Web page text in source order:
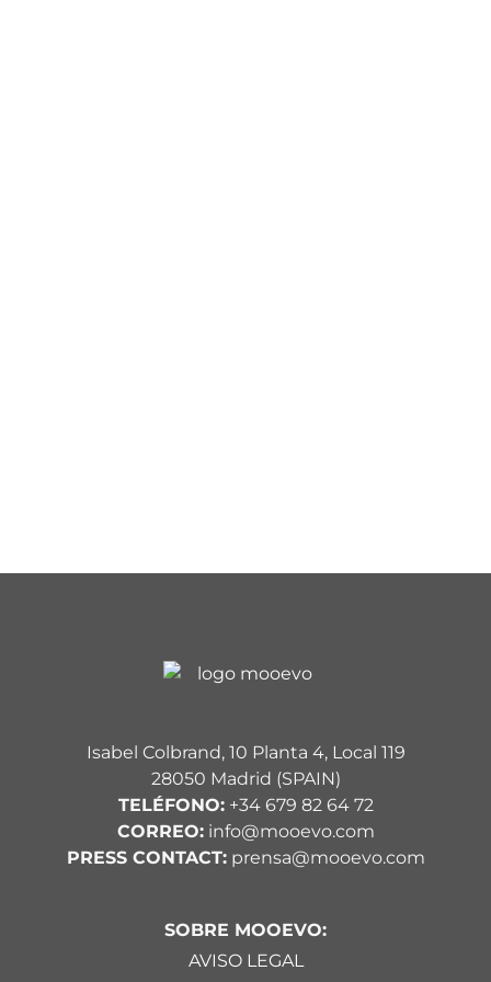
Isabel Colbrand, 10 Planta 4, Local 119
28050 Madrid (SPAIN)
TELÉFONO:+34 679 82 64 72
CORREO:info@mooevo.com
PRESS CONTACT:prensa@mooevo.com
SOBRE MOOEVO:
AVISO LEGAL